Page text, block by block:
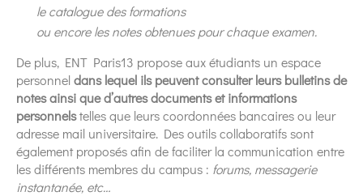
le catalogue des formations
ou encore les notes obtenues pour chaque examen.
De plus, ENT Paris13 propose aux étudiants un espace
personnel dans lequel ils peuvent consulter leurs bulletins de
notes ainsi que d’autres documents et informations
personnelstelles que leurs coordonnées bancaires ou leur
adresse mail universitaire. Des outils collaboratifs sont
également proposés afin de faciliter la communication entre
les différents membres du campus : forums, messagerie
instantanée, etc…